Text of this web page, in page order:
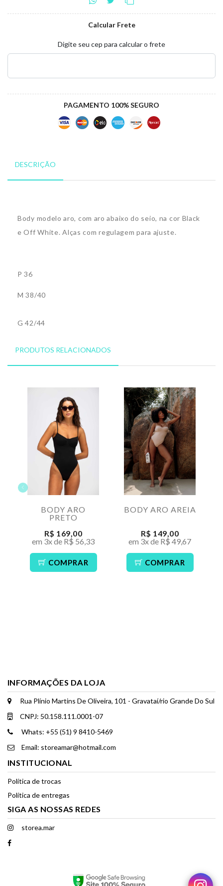
Calcular Frete
Digite seu cep para calcular o frete
PAGAMENTO 100% SEGURO
DESCRIÇÃO
Body modelo aro, com aro abaixo do seio, na cor Black
e Off White. Alças com regulagem para ajuste.
P 36
M 38/40
G 42/44
PRODUTOS RELACIONADOS
BODY ARO
PRETO
R$ 169,00
em 3x de R$ 56,33
COMPRAR
BODY ARO AREIA
R$ 149,00
em 3x de R$ 49,67
COMPRAR
INFORMAÇÕES DA LOJA
Rua Plínio Martins De Oliveira, 101 - Gravataí/rio Grande Do Sul
CNPJ: 50.158.111.0001-07
Whats: +55 (51) 9 8410-5469
Email: storeamar@hotmail.com
INSTITUCIONAL
Política de trocas
Política de entregas
SIGA AS NOSSAS REDES
storea.mar